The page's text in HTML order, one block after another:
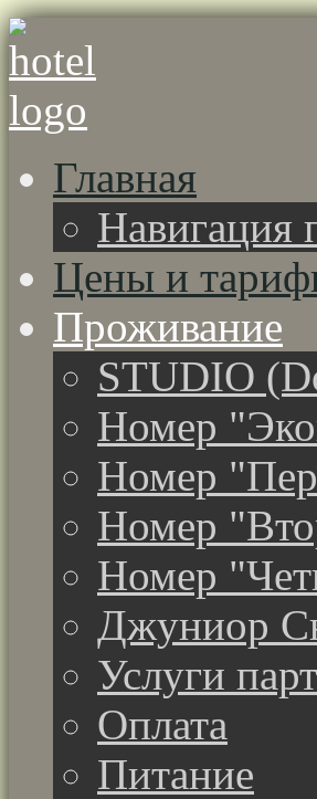
Главная
Навигация
Цены и
Проживание
STUDIO
Номер
Номер
Номер
Номер
Джуниор
Услуги
Оплата
Питание